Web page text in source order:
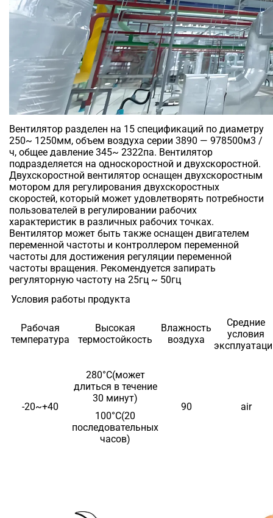
Вентилятор разделен на 15 спецификаций по диаметру
250~ 1250мм, объем воздуха серии 3890 — 978500м3 /
ч, общее давление 345~ 2322па. Вентилятор
подразделяется на односкоростной и двухскоростной.
Двухскоростной вентилятор оснащен двухскоростным
мотором для регулирования двухскоростных
скоростей, который может удовлетворять потребности
пользователей в регулировании рабочих
характеристик в различных рабочих точках.
Вентилятор может быть также оснащен двигателем
переменной частоты и контроллером переменной
частоты для достижения регуляции переменной
частоты вращения. Рекомендуется запирать
регуляторную частоту на 25гц ~ 50гц
Условия работы продукта
Рабочая
температура
Высокая
термостойкость
Влажность
воздуха
Средние
условия
-20~+40
280°C(может
длиться в течение
30 минут)
100°C(20
последовательных
часов)
90 air